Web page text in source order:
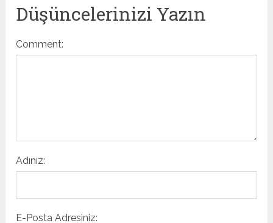
Düşüncelerinizi Yazın
Comment:
Adınız:
E-Posta Adresiniz: